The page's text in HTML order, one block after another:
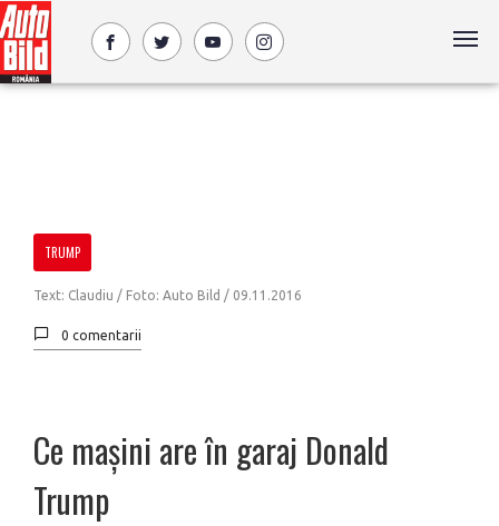
TRUMP
Text: Claudiu / Foto: Auto Bild / 09.11.2016
0 comentarii
Ce mașini are în garaj Donald
Trump